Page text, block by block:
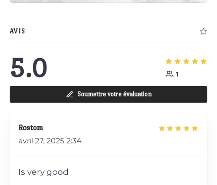
AVIS
5.0 1
Soumettre votre évaluation
Rostom
avril 27, 2025 2:34
Is very good